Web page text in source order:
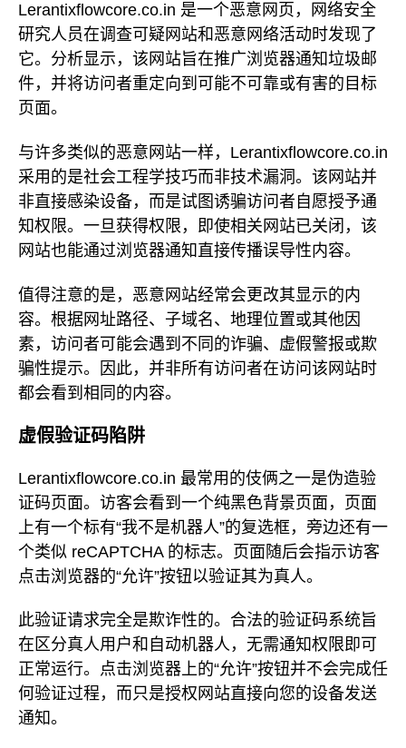
Lerantixflowcore.co.in 是一个恶意网页，网络安全
研究人员在调查可疑网站和恶意网络活动时发现了
它。分析显示，该网站旨在推广浏览器通知垃圾邮
件，并将访问者重定向到可能不可靠或有害的目标
页面。
与许多类似的恶意网站一样，Lerantixflowcore.co.in
采用的是社会工程学技巧而非技术漏洞。该网站并
非直接感染设备，而是试图诱骗访问者自愿授予通
知权限。一旦获得权限，即使相关网站已关闭，该
网站也能通过浏览器通知直接传播误导性内容。
值得注意的是，恶意网站经常会更改其显示的内
容。根据网址路径、子域名、地理位置或其他因
素，访问者可能会遇到不同的诈骗、虚假警报或欺
骗性提示。因此，并非所有访问者在访问该网站时
都会看到相同的内容。
虚假验证码陷阱
Lerantixflowcore.co.in 最常用的伎俩之一是伪造验
证码页面。访客会看到一个纯黑色背景页面，页面
上有一个标有“我不是机器人”的复选框，旁边还有一
个类似 reCAPTCHA 的标志。页面随后会指示访客
点击浏览器的“允许”按钮以验证其为真人。
此验证请求完全是欺诈性的。合法的验证码系统旨
在区分真人用户和自动机器人，无需通知权限即可
正常运行。点击浏览器上的“允许”按钮并不会完成任
何验证过程，而只是授权网站直接向您的设备发送
通知。